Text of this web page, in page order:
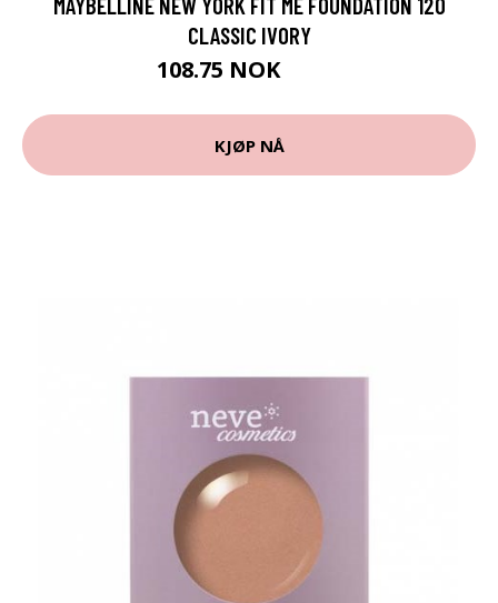
CLASSIC IVORY
108.75 NOK
KJØP NÅ